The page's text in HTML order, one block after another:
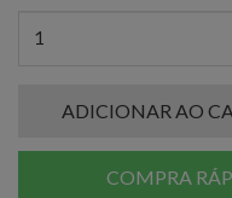
ADICIONAR AO
COMPRA